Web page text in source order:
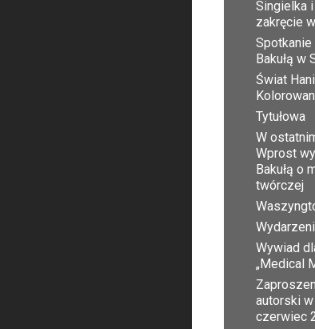
Singielka
zakręcie
Spotkanie
Bakułą w
Świat
Tytułowa
W
Wprost
Bakułą o
twórczej
Wywiad
„Medical
autorski
czerwiec